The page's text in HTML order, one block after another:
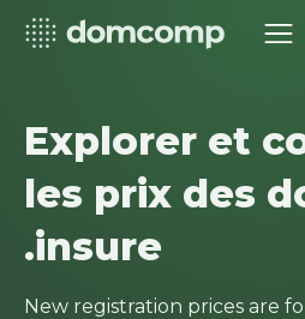
Explorer et
les prix des
.insure
New registration prices are